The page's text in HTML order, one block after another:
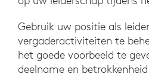
Gebruik uw positie als
vergaderactiviteiten te
het goede voorbeeld te
deelname en